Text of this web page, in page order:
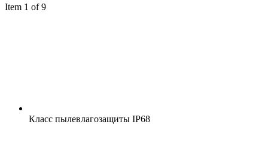
Item 1 of 9
Класс пылевлагозащиты IP68